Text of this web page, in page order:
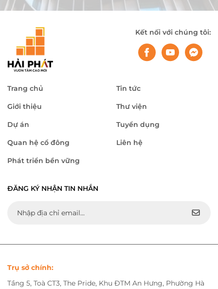
Kết nối với chúng tôi:
Trang chủ
Giới thiệu
Dự án
Quan hệ cổ đông
Phát triển bền vững
Tin tức
Thư viện
Tuyển dụng
Liên hệ
ĐĂNG KÝ NHẬN TIN NHẮN
Trụ sở chính:
Tầng 5, Toà CT3, The Pride, Khu ĐTM An Hưng, Phường Hà